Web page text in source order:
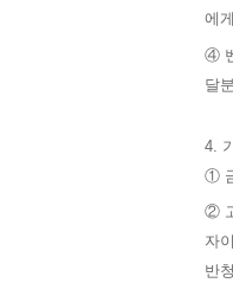
에
④
달
4.
①
②
자
반